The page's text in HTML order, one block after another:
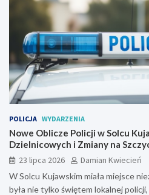
POLICJA WYDARZENIA
Nowe Oblicze Policji w Solcu
Dzielnicowych i Zmiany na
23 lipca 2026
Damian Kwiecień
W Solcu Kujawskim miała miejsce
była nie tylko świętem lokalnej